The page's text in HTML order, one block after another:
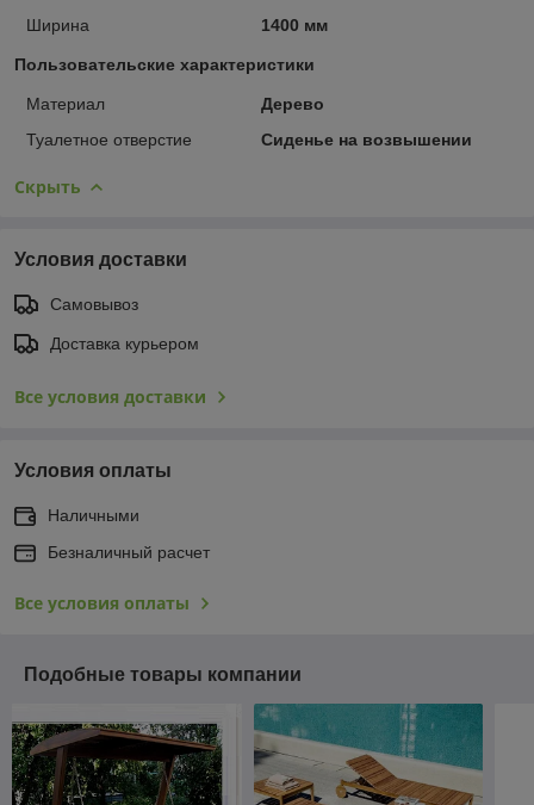
Ширина
1400 мм
Пользовательские характеристики
Материал
Дерево
Туалетное отверстие
Сиденье на возвышении
Скрыть
Условия доставки
Самовывоз
Доставка курьером
Все условия доставки
Условия оплаты
Наличными
Безналичный расчет
Все условия оплаты
Подобные товары компании